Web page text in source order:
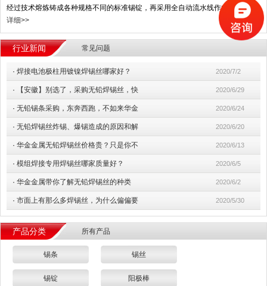
经过技术熔炼铸成各种规格不同的标准锡锭，再采用全自动流水线作业挤拉成...
详细>>
行业新闻 常见问题
· 焊接电池极柱用镀镍焊锡丝哪家好？ 2020/7/2
· 【安徽】别选了，采购无铅焊锡丝，快 2020/6/29
· 无铅锡条采购，东奔西跑，不如来华金 2020/6/24
· 无铅焊锡丝炸锡、爆锡造成的原因和解 2020/6/20
· 华金金属无铅焊锡丝价格贵？只是你不 2020/6/13
· 模组焊接专用焊锡丝哪家质量好？ 2020/6/5
· 华金金属带你了解无铅焊锡丝的种类 2020/6/2
· 市面上有那么多焊锡丝，为什么偏偏要 2020/5/30
产品分类 所有产品
锡条 锡丝
锡锭 阳极棒